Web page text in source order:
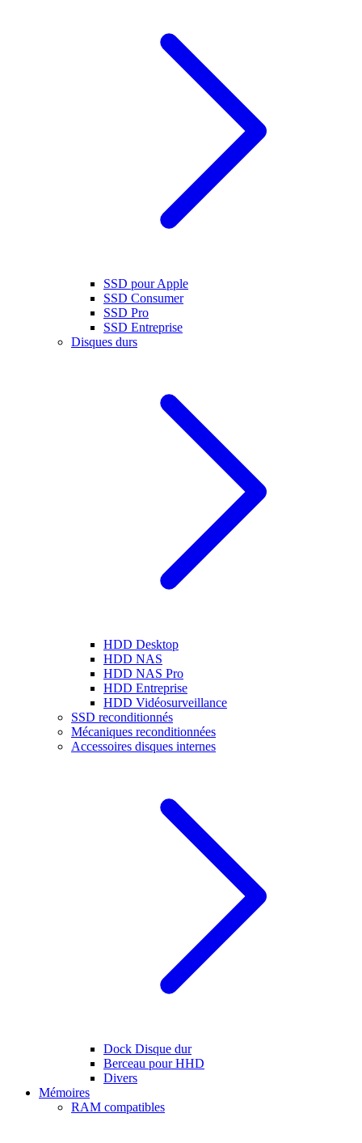
SSD pour Apple
SSD Consumer
SSD Pro
SSD Entreprise
Disques durs
HDD Desktop
HDD NAS
HDD NAS Pro
HDD Entreprise
HDD Vidéosurveillance
SSD reconditionnés
Mécaniques reconditionnées
Accessoires disques internes
Dock Disque dur
Berceau pour HHD
Divers
Mémoires
RAM compatibles